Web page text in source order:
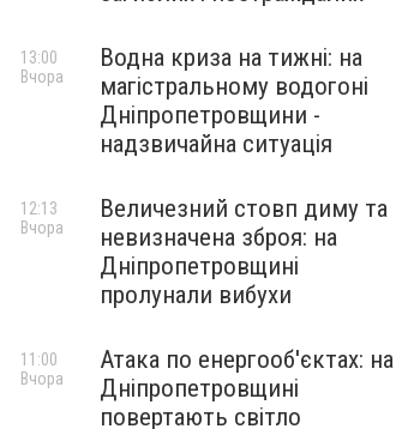
Водна криза на тижні: на
магістральному водогоні
Дніпропетровщини -
надзвичайна ситуація
13:00
Вчора
Величезний стовп диму та
невизначена зброя: на
Дніпропетровщині
пролунали вибухи
12:13
Вчора
Атака по енергооб'єктах: на
Дніпропетровщині
повертають світло
11:00
Вчора